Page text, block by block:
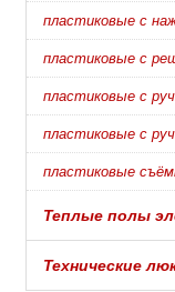
пластиковые с
пластиковые с
пластиковые с
пластиковые с
пластиковые
Теплые полы
Технические